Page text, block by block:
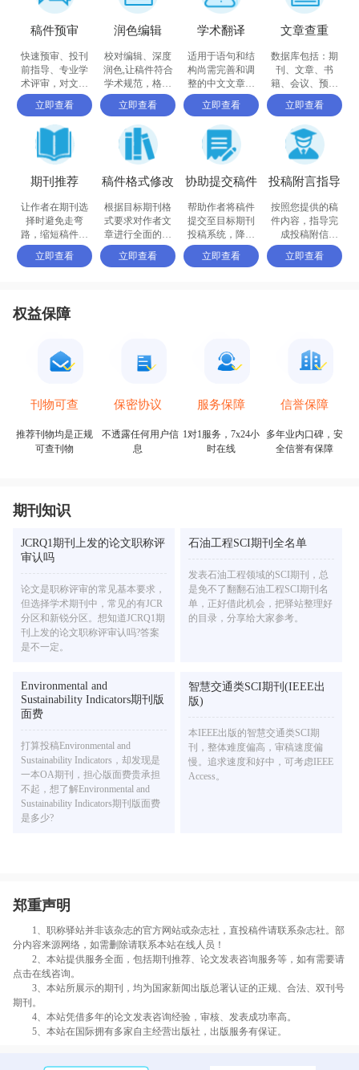
稿件预审
快速预审、投刊
前指导、专业学
术评审，对文章
进行评价
立即查看
润色编辑
校对编辑、深度
润色,让稿件符合
学术规范，格式
体例等标准
立即查看
学术翻译
适用于语句和结
构尚需完善和调
整的中文文章，
确保稿件达到要
求
立即查看
文章查重
数据库包括：期
刊、文章、书
籍、会议、预印
书、百科全书和
摘要等
立即查看
期刊推荐
让作者在期刊选
择时避免走弯
路，缩短稿件被
接收的周期
立即查看
稿件格式修改
根据目标期刊格
式要求对作者文
章进行全面的格
式修改和调整
立即查看
协助提交稿件
帮助作者将稿件
提交至目标期刊
投稿系统，降低
退稿或拒稿率
立即查看
投稿附言指导
按照您提供的稿
件内容，指导完
成投稿附信
（cover letter）
立即查看
权益保障
刊物可查
推荐刊物均是正规
可查刊物
保密协议
不透露任何用户信
息
服务保障
1对1服务，7x24小
时在线
信誉保障
多年业内口碑，安
全信誉有保障
期刊知识
JCRQ1期刊上发的论文职称评
审认吗
论文是职称评审的常见基本要求，
但选择学术期刊中，常见的有JCR
分区和新锐分区。想知道JCRQ1期
刊上发的论文职称评审认吗?答案
是不一定。
石油工程SCI期刊全名单
发表石油工程领域的SCI期刊，总
是免不了翻翻石油工程SCI期刊名
单，正好借此机会，把驿站整理好
的目录，分享给大家参考。
Environmental and
Sustainability Indicators期刊版
面费
打算投稿Environmental and
Sustainability Indicators，却发现是
一本OA期刊，担心版面费贵承担
不起，想了解Environmental and
Sustainability Indicators期刊版面费
是多少?
智慧交通类SCI期刊(IEEE出
版)
本IEEE出版的智慧交通类SCI期
刊，整体难度偏高，审稿速度偏
慢。追求速度和好中，可考虑IEEE
Access。
郑重声明
1、职称驿站并非该杂志的官方网站或杂志社，直投稿件请联系杂志社。部
分内容来源网络，如需删除请联系本站在线人员！
2、本站提供服务全面，包括期刊推荐、论文发表咨询服务等，如有需要请
点击在线咨询。
3、本站所展示的期刊，均为国家新闻出版总署认证的正规、合法、双刊号
期刊。
4、本站凭借多年的论文发表咨询经验，审核、发表成功率高。
5、本站在国际拥有多家自主经营出版社，出版服务有保证。